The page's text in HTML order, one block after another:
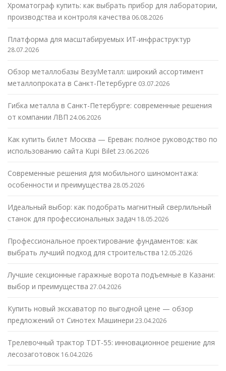
Хроматограф купить: как выбрать прибор для лаборатории,
производства и контроля качества 06.08.2026
Платформа для масштабируемых ИТ-инфраструктур
28.07.2026
Обзор металлобазы ВезуМеталл: широкий ассортимент
металлопроката в Санкт-Петербурге 03.07.2026
Гибка металла в Санкт-Петербурге: современные решения
от компании ЛВП 24.06.2026
Как купить билет Москва — Ереван: полное руководство по
использованию сайта Kupi Bilet23.06.2026
Современные решения для мобильного шиномонтажа:
особенности и преимущества 28.05.2026
Идеальный выбор: как подобрать магнитный сверлильный
станок для профессиональных задач 18.05.2026
Профессиональное проектирование фундаментов: как
выбрать лучший подход для строительства 12.05.2026
Лучшие секционные гаражные ворота подъемные в Казани:
выбор и преимущества 27.04.2026
Купить новый экскаватор по выгодной цене — обзор
предложений от Синотех Машинери 23.04.2026
Трелевочный трактор TDT-55: инновационное решение для
лесозаготовок 16.04.2026